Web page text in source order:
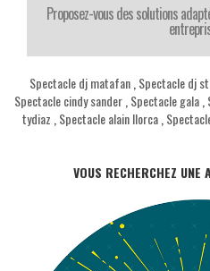
Proposez-vous des solutions
Spectacle dj matafan, Spectacle dj
Spectacle cindy sander Spectacle gala
tydiaz Spectacle alain llorca
VOUS RECHERCHEZ UNE